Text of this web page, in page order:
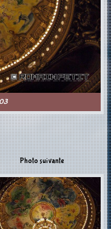
Photo suivante